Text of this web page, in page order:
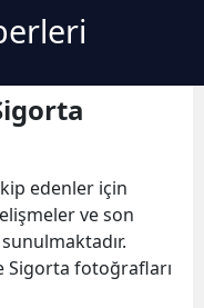
edenler için
ve son
Sigorta fotoğrafları